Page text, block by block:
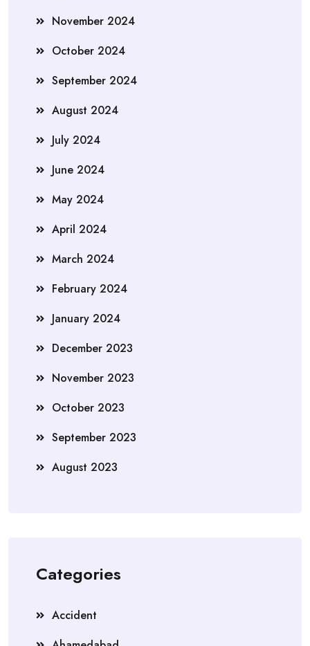
November 2024
October 2024
September 2024
August 2024
July 2024
June 2024
May 2024
April 2024
March 2024
February 2024
January 2024
December 2023
November 2023
October 2023
September 2023
August 2023
Categories
Accident